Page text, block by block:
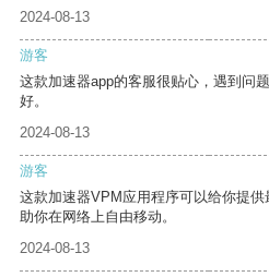
2024-08-13
游客
这款加速器app的客服很贴心，遇到问
好。
2024-08-13
游客
这款加速器VPM应用程序可以给你提
助你在网络上自由移动。
2024-08-13